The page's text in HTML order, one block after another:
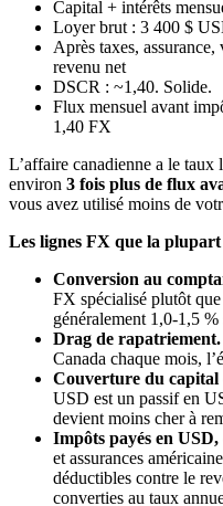
Capital + intérêts
Loyer brut : 3 400 $
Après taxes,
revenu net
DSCR : ~1,40. Solide.
Flux mensuel avant
1,40 FX
L’affaire canadienne a le taux
environ 3 fois plus de flux
vous avez utilisé moins de
Les lignes FX que la
Conversion au
FX spécialisé plutôt
généralement 1,0-1,5
Drag de rapatriement.
Canada chaque mois,
Couverture du capital
USD est un passif en
devient moins cher à
Impôts payés en
et assurances
déductibles contre le
converties au taux